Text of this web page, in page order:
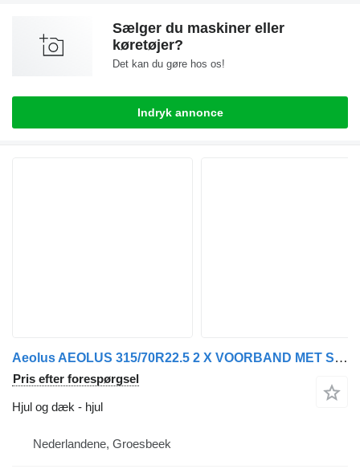
Sælger du maskiner eller
køretøjer?
Det kan du gøre hos os!
Indryk annonce
Aeolus AEOLUS 315/70R22.5 2 X VOORBAND MET STAALWIEL
Pris efter forespørgsel
Hjul og dæk - hjul
Nederlandene, Groesbeek